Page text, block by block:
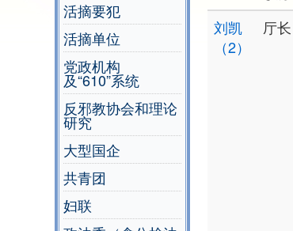
活摘要犯
活摘单位
党政机构
及“610”系统
反邪教协会和理论
研究
大型国企
共青团
妇联
刘凯
（2）
厅长